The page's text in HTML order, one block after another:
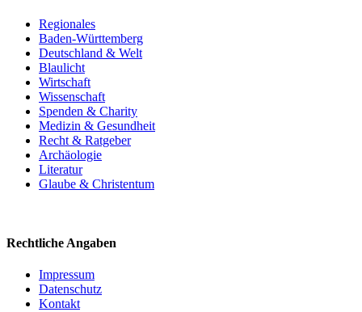
Regionales
Baden-Württemberg
Deutschland & Welt
Blaulicht
Wirtschaft
Wissenschaft
Spenden & Charity
Medizin & Gesundheit
Recht & Ratgeber
Archäologie
Literatur
Glaube & Christentum
Rechtliche Angaben
Impressum
Datenschutz
Kontakt